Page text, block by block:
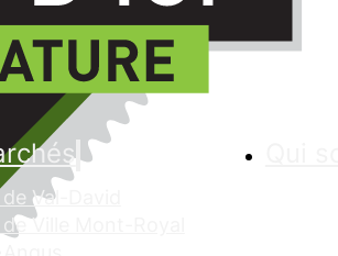
Val-David
Ville Mont-Royal
Qui